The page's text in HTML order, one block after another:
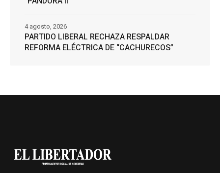
PARTIDO LIBERAL RECHAZA RESPALDAR
REFORMA ELÉCTRICA DE “CACHURECOS”
4 agosto, 2026